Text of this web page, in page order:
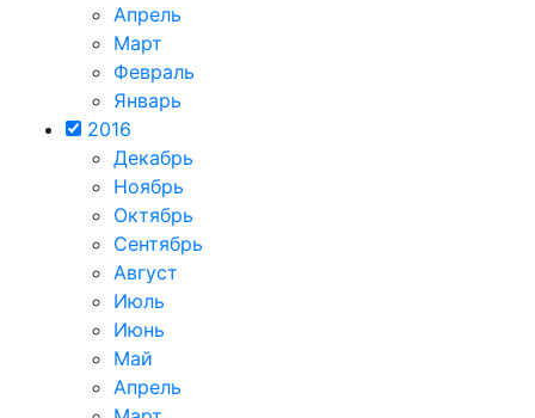
Апрель
Март
Февраль
Январь
2016
Декабрь
Ноябрь
Октябрь
Сентябрь
Август
Июль
Июнь
Май
Апрель